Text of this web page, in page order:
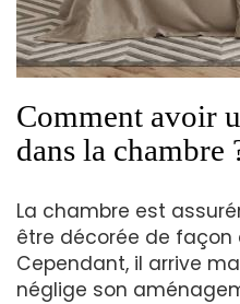
Comment avoir
dans la chambre
La chambre est
être décorée de façon
Cependant, il arrive
néglige son